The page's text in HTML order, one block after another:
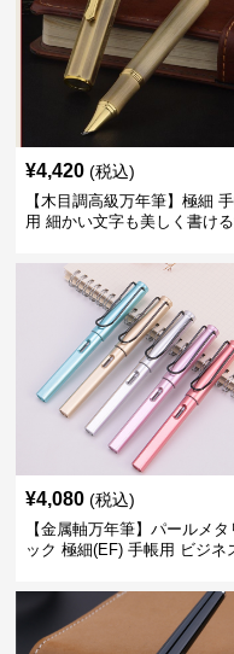
¥4,420 (税込)
【木目調高級万年筆】極細
用 細かい文字も美しく書け
¥4,080 (税込)
【金属軸万年筆】パールメタ
ック 極細(EF) 手帳用 ビジネ
る